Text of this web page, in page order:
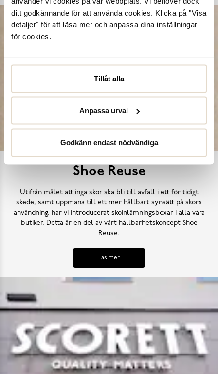
ditt godkännande för att använda cookies. Klicka på "Visa
detaljer" för att läsa mer och anpassa dina inställningar
för cookies.
Tillåt alla
Anpassa urval
Godkänn endast nödvändiga
Shoe Reuse
Utifrån målet att inga skor ska bli till avfall i ett för tidigt
skede, samt uppmana till ett mer hållbart synsätt på skors
användning, har vi introducerat skoinlämningsboxar i alla våra
butiker. Detta är en del av vårt hållbarhetskoncept Shoe
Reuse.
Läs mer